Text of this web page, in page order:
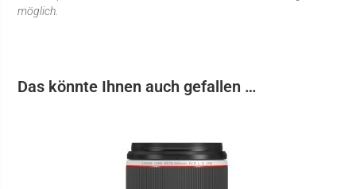
möglich.
Das könnte Ihnen auch gefallen …